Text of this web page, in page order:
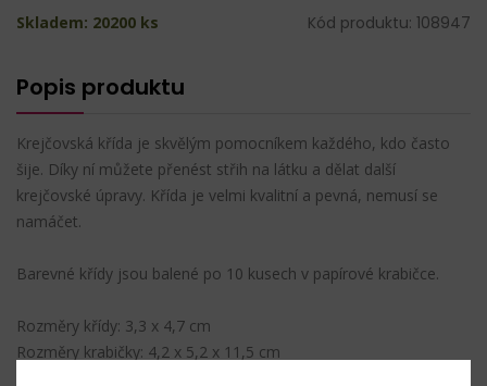
Skladem: 20200 ks Kód produktu: 108947
Popis produktu
Krejčovská křída je skvělým pomocníkem každého, kdo často
šije. Díky ní můžete přenést střih na látku a dělat další
krejčovské úpravy. Křída je velmi kvalitní a pevná, nemusí se
namáčet.
Barevné křídy jsou balené po 10 kusech v papírové krabičce.
Rozměry křídy: 3,3 x 4,7 cm
Rozměry krabičky: 4,2 x 5,2 x 11,5 cm